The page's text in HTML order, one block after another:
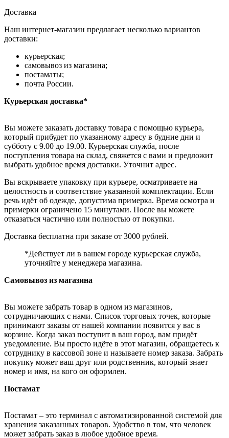
Доставка
Наш интернет-магазин предлагает несколько вариантов
доставки:
курьерская;
самовывоз из магазина;
постаматы;
почта России.
Курьерская доставка*
Вы можете заказать доставку товара с помощью курьера,
который прибудет по указанному адресу в будние дни и
субботу с 9.00 до 19.00. Курьерская служба, после
поступления товара на склад, свяжется с вами и предложит
выбрать удобное время доставки. Уточнит адрес.
Вы вскрываете упаковку при курьере, осматриваете на
целостность и соответствие указанной комплектации. Если
речь идёт об одежде, допустима примерка. Время осмотра и
примерки ограничено 15 минутами. После вы можете
отказаться частично или полностью от покупки.
Доставка бесплатна при заказе от 3000 рублей.
*Действует ли в вашем городе курьерская служба,
уточняйте у менеджера магазина.
Самовывоз из магазина
Вы можете забрать товар в одном из магазинов,
сотрудничающих с нами. Список торговых точек, которые
принимают заказы от нашей компании появится у вас в
корзине. Когда заказ поступит в ваш город, вам придёт
уведомление. Вы просто идёте в этот магазин, обращаетесь к
сотруднику в кассовой зоне и называете номер заказа. Забрать
покупку может ваш друг или родственник, который знает
номер и имя, на кого он оформлен.
Постамат
Постамат – это терминал с автоматизированной системой для
хранения заказанных товаров. Удобство в том, что человек
может забрать заказ в любое удобное время.